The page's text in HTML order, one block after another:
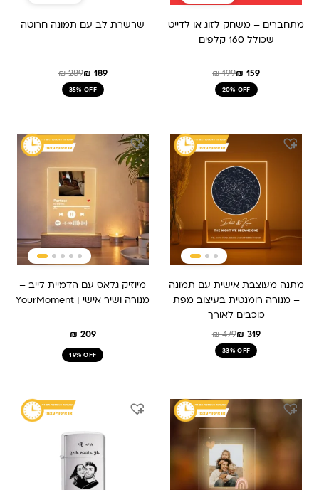
מתחברים – משחק לזוג או לדייט
שכולל 160 קלפים
₪199₪ 159
20% OFF
שרשרת לב עם תמונה חרוטה
₪289₪ 189
35% OFF
מתנה מעוצבת אישית עם תמונה
– מנורה רומנטית בעיצוב מפת
כוכבים לאורך
₪479
המחיר
היה:
₪ 319
המחיר
הוא:
33% OFF
מיוזיק גלאס עם הדמיית לייב –
מנורה ושיר אישי | YourMoment
₪ 209
19% OFF
המחיר
היה:
המחיר
הוא:
₪ 179.